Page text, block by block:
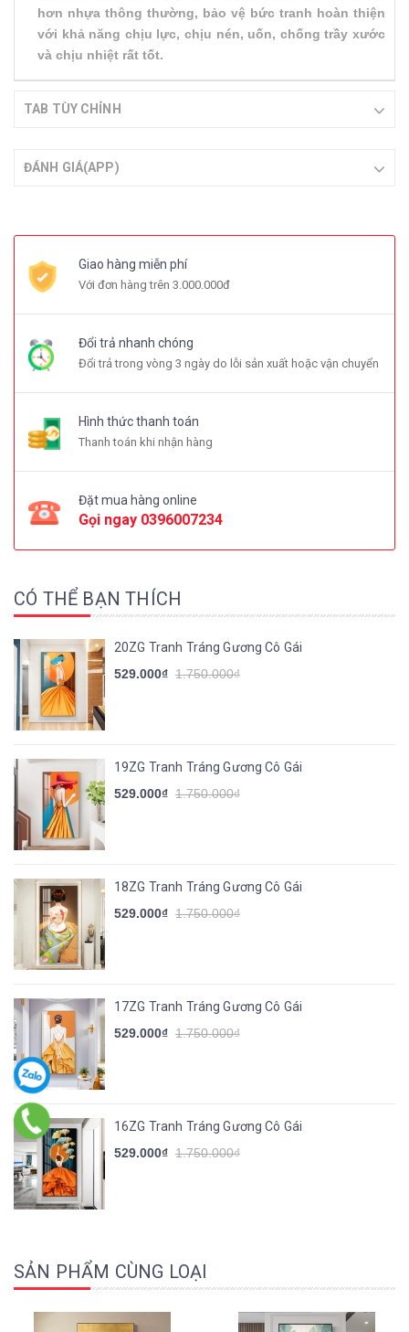
hơn nhựa thông thường, bảo vệ bức tranh hoàn thiện
với khả năng chịu lực, chịu nén, uốn, chống trầy xước
và chịu nhiệt rất tốt.
TAB TÙY CHỈNH
ĐÁNH GIÁ(APP)
Giao hàng miễn phí
Với đơn hàng trên 3.000.000đ
Đổi trả nhanh chóng
Đổi trả trong vòng 3 ngày do lỗi sản xuất hoặc vận chuyển
Hình thức thanh toán
Thanh toán khi nhận hàng
Đặt mua hàng online
Gọi ngay 0396007234
CÓ THỂ BẠN THÍCH
20ZG Tranh Tráng Gương Cô Gái
529.000₫ 1.750.000₫
19ZG Tranh Tráng Gương Cô Gái
529.000₫ 1.750.000₫
18ZG Tranh Tráng Gương Cô Gái
529.000₫ 1.750.000₫
17ZG Tranh Tráng Gương Cô Gái
529.000₫ 1.750.000₫
16ZG Tranh Tráng Gương Cô Gái
529.000₫ 1.750.000₫
SẢN PHẨM CÙNG LOẠI